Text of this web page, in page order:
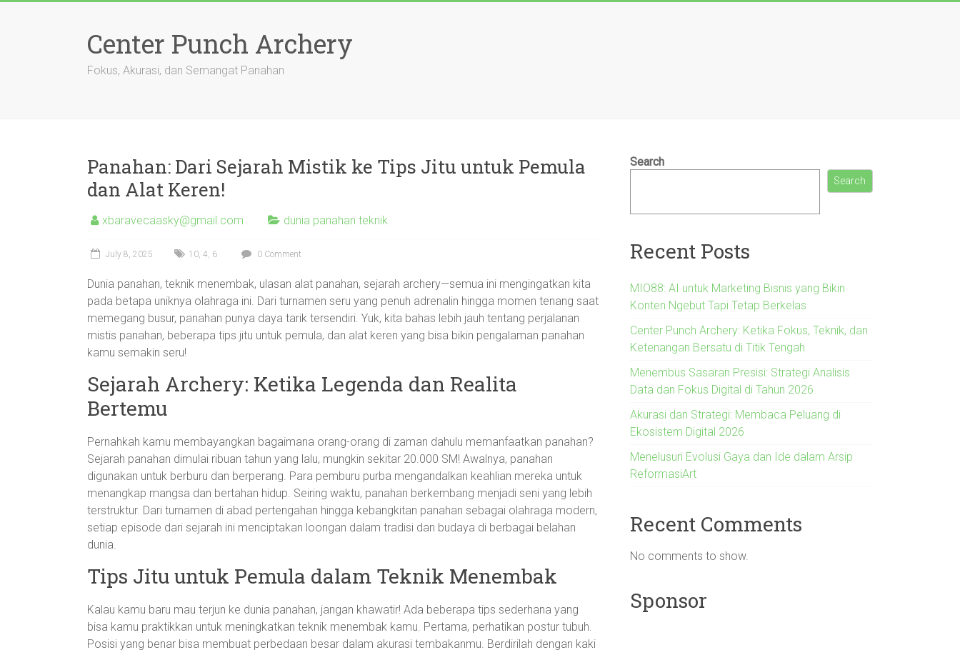
Center Punch Archery
Fokus, Akurasi, dan Semangat Panahan
Panahan: Dari Sejarah Mistik ke Tips Jitu untuk Pemula
dan Alat Keren!
xbaravecaasky@gmail.com dunia panahan teknik
July 8, 2025 10, 4, 6 0 Comment
Dunia panahan, teknik menembak, ulasan alat panahan, sejarah archery—semua ini mengingatkan kita
pada betapa uniknya olahraga ini. Dari turnamen seru yang penuh adrenalin hingga momen tenang saat
memegang busur, panahan punya daya tarik tersendiri. Yuk, kita bahas lebih jauh tentang perjalanan
mistis panahan, beberapa tips jitu untuk pemula, dan alat keren yang bisa bikin pengalaman panahan
kamu semakin seru!
Sejarah Archery: Ketika Legenda dan Realita
Bertemu
Pernahkah kamu membayangkan bagaimana orang-orang di zaman dahulu memanfaatkan panahan?
Sejarah panahan dimulai ribuan tahun yang lalu, mungkin sekitar 20.000 SM! Awalnya, panahan
digunakan untuk berburu dan berperang. Para pemburu purba mengandalkan keahlian mereka untuk
menangkap mangsa dan bertahan hidup. Seiring waktu, panahan berkembang menjadi seni yang lebih
terstruktur. Dari turnamen di abad pertengahan hingga kebangkitan panahan sebagai olahraga modern,
setiap episode dari sejarah ini menciptakan loongan dalam tradisi dan budaya di berbagai belahan
dunia.
Tips Jitu untuk Pemula dalam Teknik Menembak
Kalau kamu baru mau terjun ke dunia panahan, jangan khawatir! Ada beberapa tips sederhana yang
bisa kamu praktikkan untuk meningkatkan teknik menembak kamu. Pertama, perhatikan postur tubuh.
Posisi yang benar bisa membuat perbedaan besar dalam akurasi tembakanmu. Berdirilah dengan kaki
Search
Search
Recent Posts
MIO88: AI untuk Marketing Bisnis yang Bikin
Konten Ngebut Tapi Tetap Berkelas
Center Punch Archery: Ketika Fokus, Teknik, dan
Ketenangan Bersatu di Titik Tengah
Menembus Sasaran Presisi: Strategi Analisis
Data dan Fokus Digital di Tahun 2026
Akurasi dan Strategi: Membaca Peluang di
Ekosistem Digital 2026
Menelusuri Evolusi Gaya dan Ide dalam Arsip
ReformasiArt
Recent Comments
No comments to show.
Sponsor